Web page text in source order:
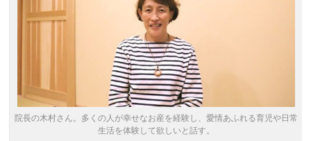
院長の木村さん。多くの人が幸せなお産を経験し、愛情あふれる育児や日常
生活を体験して欲しいと話す。